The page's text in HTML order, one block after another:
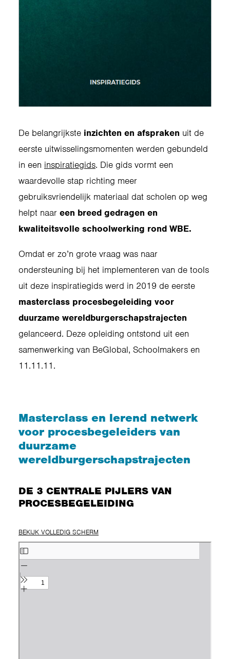
De belangrijkste inzichten en afspraken uit de
eerste uitwisselingsmomenten werden gebundeld
in een inspiratiegids. Die gids vormt een
waardevolle stap richting meer
gebruiksvriendelijk materiaal dat scholen op weg
helpt naar een breed gedragen en
kwaliteitsvolle schoolwerking rond WBE.
Omdat er zo’n grote vraag was naar
ondersteuning bij het implementeren van de tools
uit deze inspiratiegids werd in 2019 de eerste
masterclass procesbegeleiding voor
duurzame wereldburgerschapstrajecten
gelanceerd. Deze opleiding ontstond uit een
samenwerking van BeGlobal, Schoolmakers en
11.11.11.
Masterclass en lerend netwerk
voor procesbegeleiders van
duurzame
wereldburgerschapstrajecten
DE 3 CENTRALE PIJLERS VAN
PROCESBEGELEIDING
BEKIJK VOLLEDIG SCHERM
Ga
naar
de
PDF
inhoud